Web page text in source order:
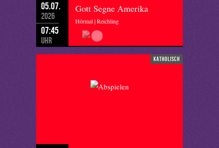
05.07.
2026
07:45
Uhr
Gott Segne Amerika
Hörmal | Reichling
katholisch